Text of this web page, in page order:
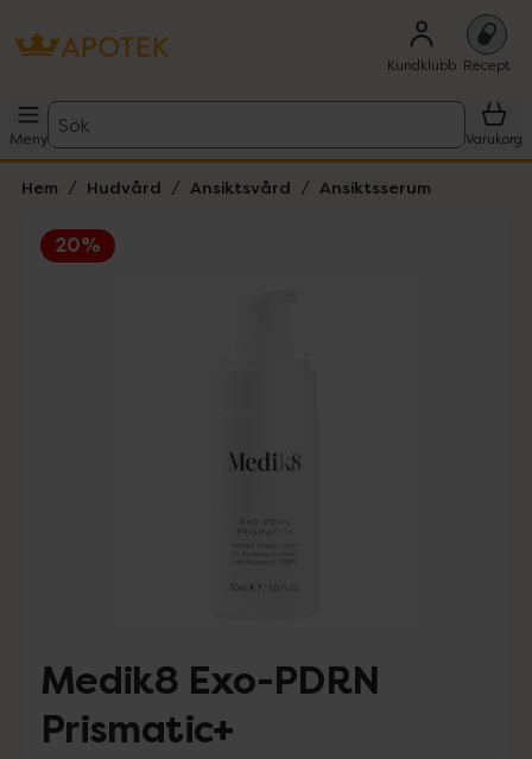
Kundklubb Recept
Meny
Sök
Varukorg
Hem Hudvård Ansiktsvård Ansiktsserum
20%
Medik8 Exo-PDRN
Prismatic+